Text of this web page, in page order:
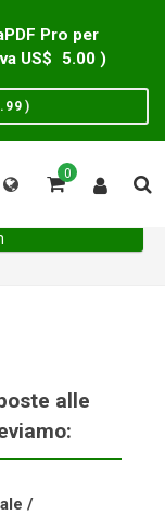
Pro per
US$
5.00 )
)
0
alle
/